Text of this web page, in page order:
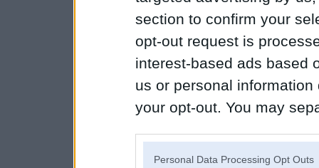
section to confirm your
opt-out request is
interest-based ads based
us or personal
your opt-out. You may
Personal Data Processing Opt Outs